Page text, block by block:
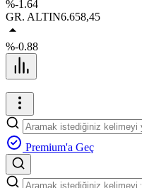
%-1.64
GR. ALTIN6.658,45
%-0.88
Premium'a Geç